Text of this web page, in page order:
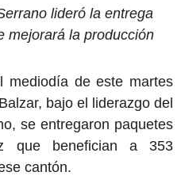
lideró la entrega
mejorará la producción
mediodía de este martes
bajo el liderazgo del
se entregaron paquetes
que benefician a 353
cantón.